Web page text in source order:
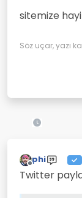
sitemize
Söz uçar, yazı
Çevrimdışı
phi
Twitter